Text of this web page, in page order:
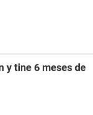
y tine 6 meses de